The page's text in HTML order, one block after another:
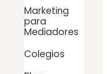
Marketing
para
Mediadores
Colegios